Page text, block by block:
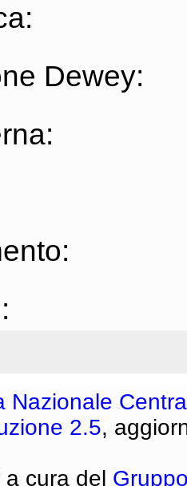
Dewey:
Nazionale
2.5,
a cura del